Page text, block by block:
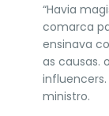
“Havia
comarca
ensinava
as causas.
influencers.
ministro.